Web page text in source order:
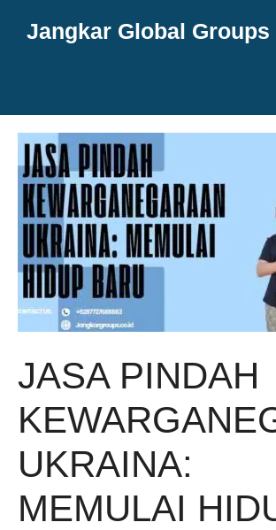
Jangkar Global Groups
JASA PINDAH
UKRAINA:
MEMULAI